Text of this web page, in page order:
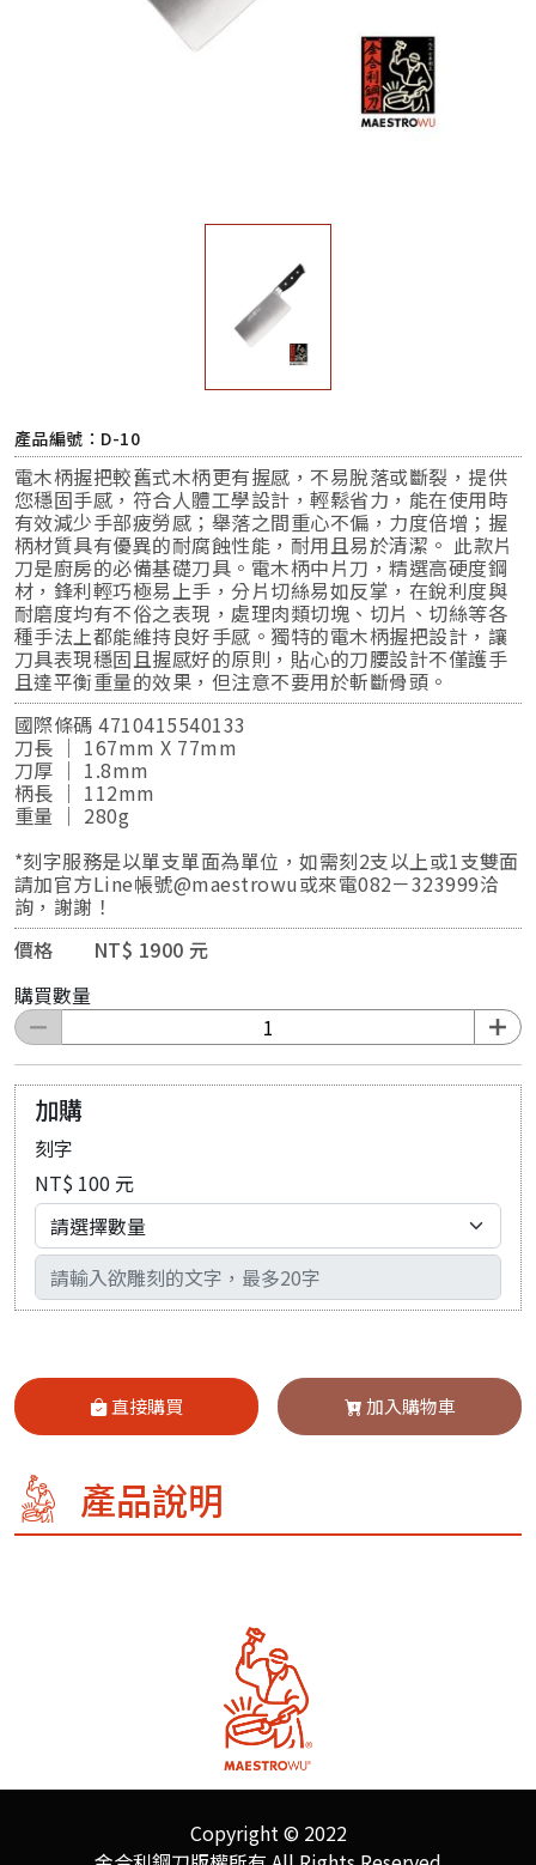
產品編號：D-10
電木柄握把較舊式木柄更有握感，不易脫落或斷裂，提供
您穩固手感，符合人體工學設計，輕鬆省力，能在使用時
有效減少手部疲勞感；舉落之間重心不偏，力度倍增；握
柄材質具有優異的耐腐蝕性能，耐用且易於清潔。 此款片
刀是廚房的必備基礎刀具。電木柄中片刀，精選高硬度鋼
材，鋒利輕巧極易上手，分片切絲易如反掌，在銳利度與
耐磨度均有不俗之表現，處理肉類切塊、切片、切絲等各
種手法上都能維持良好手感。獨特的電木柄握把設計，讓
刀具表現穩固且握感好的原則，貼心的刀腰設計不僅護手
且達平衡重量的效果，但注意不要用於斬斷骨頭。
國際條碼 4710415540133
刀長 ｜ 167mm X 77mm
刀厚 ｜ 1.8mm
柄長 ｜ 112mm
重量 ｜ 280g
*刻字服務是以單支單面為單位，如需刻2支以上或1支雙面
請加官方Line帳號@maestrowu或來電082－323999洽
詢，謝謝！
價格 NT$ 1900 元
購買數量
加購
刻字
NT$ 100 元
輸入文字
直接購買 加入購物車
產品說明
Copyright © 2022